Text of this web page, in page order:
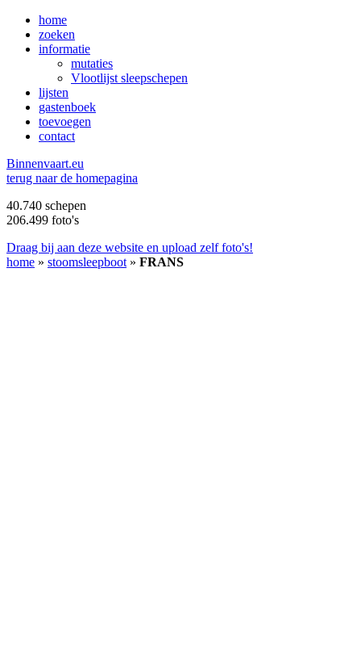
home
zoeken
informatie
mutaties
Vlootlijst sleepschepen
lijsten
gastenboek
toevoegen
contact
Binnenvaart.eu
terug naar de homepagina
40.740 schepen
206.499 foto's
Draag bij aan deze website en upload zelf foto's!
home » stoomsleepboot » FRANS